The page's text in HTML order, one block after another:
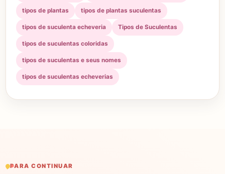
tipos de plantas tipos de plantas suculentas
tipos de suculenta echeveria Tipos de Suculentas
tipos de suculentas coloridas
tipos de suculentas e seus nomes
tipos de suculentas echeverias
PARA CONTINUAR